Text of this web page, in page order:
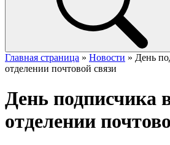
Главная страница » Новости » День
отделении почтовой связи
День подписчика
отделении